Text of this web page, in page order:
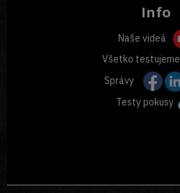
Info
Naše videá
Všetko testujeme
Správy
Testy pokusy